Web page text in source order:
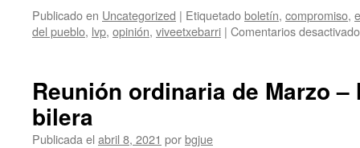
Publicado en Uncategorized | Etiquetadoboletín, compromiso,
del pueblo, lvp, opinión, viveetxebarri | Comentarios
Reunión ordinaria de Marzo
bilera
Publicada el abril 8, 2021 porbgjue